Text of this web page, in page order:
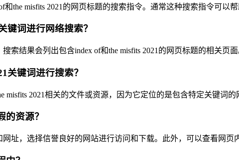
the misfits 2021的网页标题的搜索指令。通常这种搜索指令可以
键词进行网络搜索？
索结果会列出包含index of和the misfits 2021的网页标题的相关页
关键词进行搜索？
2021相关的文件或资源，因为它定位的是包含特定关键词
资源？
址，选择信誉良好的网站进行访问和下载。此外，可以查看网页